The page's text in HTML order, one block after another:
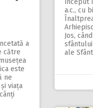
început
a.c., cu
Jos,
ale
a
către
este
ne
viața